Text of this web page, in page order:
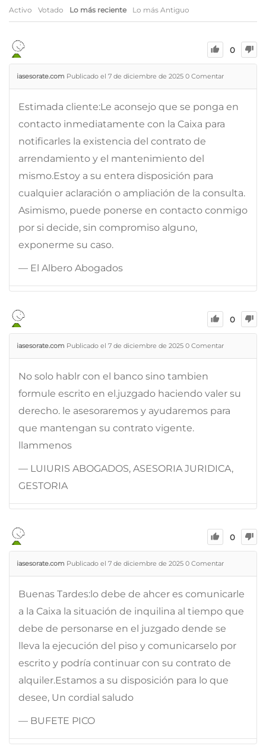
Activo Votado Lo más reciente Lo más Antiguo
0
iasesorate.com Publicado el 7 de diciembre de 2025 0 Comentar
Estimada cliente:Le aconsejo que se ponga en
contacto inmediatamente con la Caixa para
notificarles la existencia del contrato de
arrendamiento y el mantenimiento del
mismo.Estoy a su entera disposición para
cualquier aclaración o ampliación de la consulta.
Asimismo, puede ponerse en contacto conmigo
por si decide, sin compromiso alguno,
exponerme su caso.
— El Albero Abogados
0
iasesorate.com Publicado el 7 de diciembre de 2025 0 Comentar
No solo hablr con el banco sino tambien
formule escrito en el.juzgado haciendo valer su
derecho. le asesoraremos y ayudaremos para
que mantengan su contrato vigente.
llammenos
— LUIURIS ABOGADOS, ASESORIA JURIDICA,
GESTORIA
0
iasesorate.com Publicado el 7 de diciembre de 2025 0 Comentar
Buenas Tardes:lo debe de ahcer es comunicarle
a la Caixa la situación de inquilina al tiempo que
debe de personarse en el juzgado dende se
lleva la ejecución del piso y comunicarselo por
escrito y podría continuar con su contrato de
alquiler.Estamos a su disposición para lo que
desee, Un cordial saludo
— BUFETE PICO